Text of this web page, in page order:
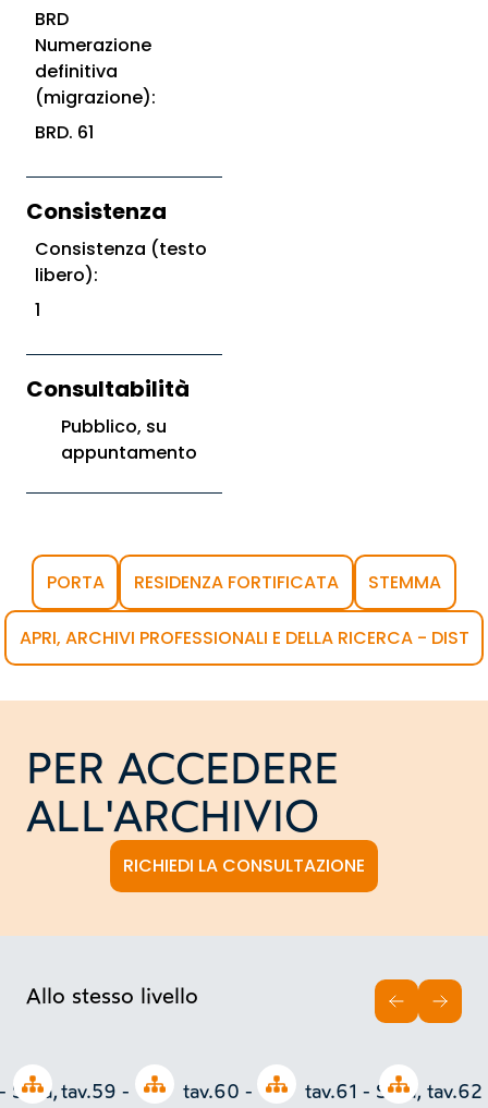
BRD
Numerazione
definitiva
(migrazione):
BRD. 61
Consistenza
Consistenza (testo
libero):
1
Consultabilità
Pubblico, su
appuntamento
PORTA RESIDENZA FORTIFICATA STEMMA
APRI, ARCHIVI PROFESSIONALI E DELLA RICERCA - DIST
PER ACCEDERE
ALL'ARCHIVIO
RICHIEDI LA CONSULTAZIONE
Allo stesso livello
Open tree
Susa,
Open tree
tav.59 -
Open tree
tav.60 -
Open tree
tav.61 - Susa, tav.62
INDIETRO